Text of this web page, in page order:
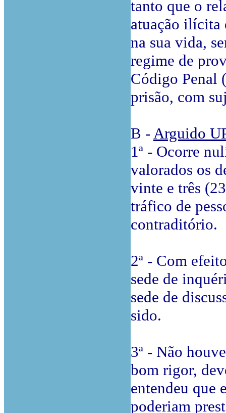
tanto que o
atuação ilícita
na sua vida,
regime de
Código Penal
prisão, com
B -Arguido
1ª - Ocorre
valorados os
vinte e três
tráfico de
contraditório.
2ª - Com
sede de
sede de
sido.
3ª - Não
bom rigor,
entendeu que
poderiam